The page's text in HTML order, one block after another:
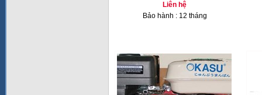
Liên hệ
Bảo hành : 12 tháng